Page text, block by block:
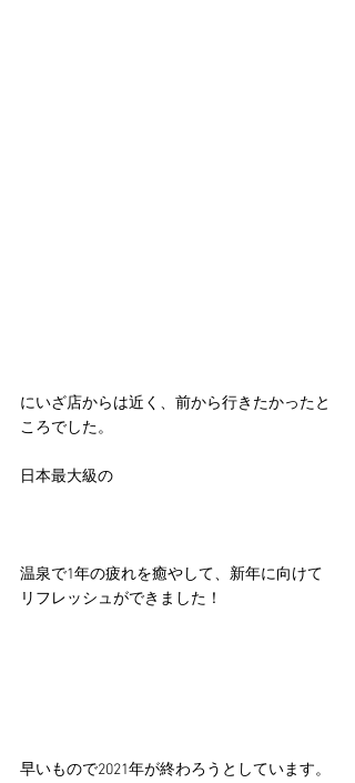
にいざ店からは近く、前から行きたかったと
ころでした。
日本最大級の
温泉で1年の疲れを癒やして、新年に向けて
リフレッシュができました！
早いもので2021年が終わろうとしています。